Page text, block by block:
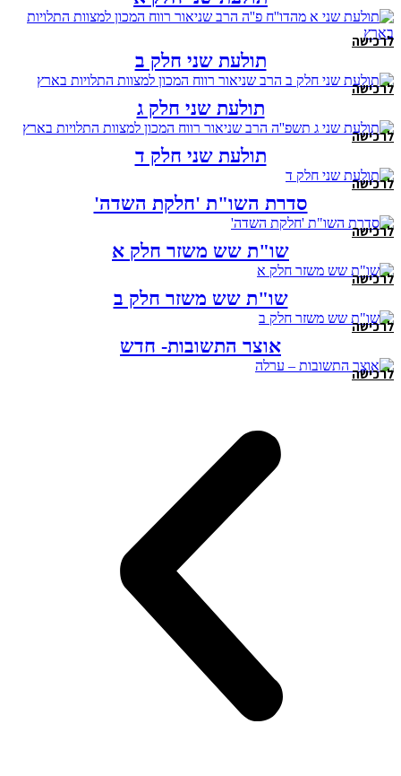
לרכישה
תולעת שני חלק ב
לרכישה
תולעת שני חלק ג
לרכישה
תולעת שני חלק ד
לרכישה
סדרת השו"ת 'חלקת השדה'
לרכישה
שו"ת שש משזר חלק א
לרכישה
שו"ת שש משזר חלק ב
לרכישה
אוצר התשובות- חדש
לרכישה